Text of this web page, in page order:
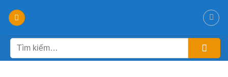
đến
dungTìm
kiếm: